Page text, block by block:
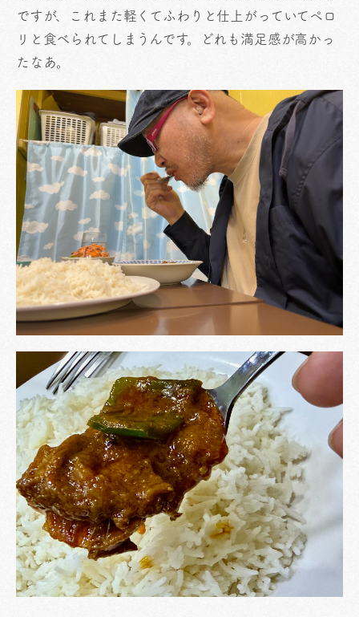
ですが、これまた軽くてふわりと仕上がっていてペロ
リと食べられてしまうんです。どれも満足感が高かっ
たなあ。